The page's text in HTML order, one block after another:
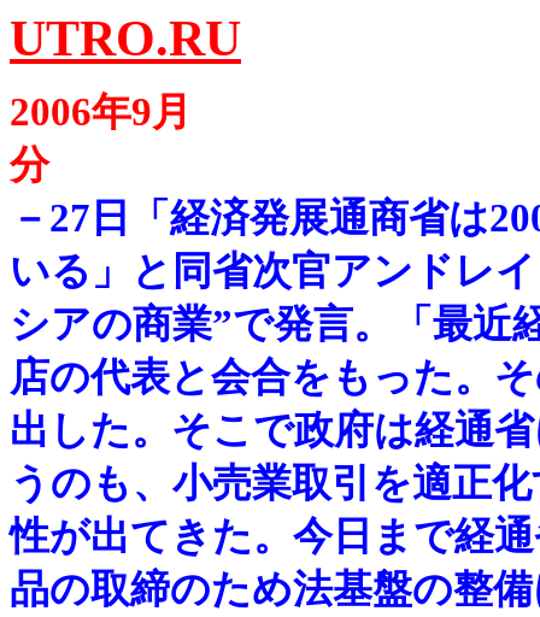
UTRO.RU
2006年9月
－ 27日「経済発展通商省は
いる」と同省次官アンドレ
シアの商業”で発言。「最近
店の代表と会合をもった。
出した。そこで政府は経通
うのも、小売業取引を適正
性が出てきた。今日まで経
品の取締のため法基盤の整